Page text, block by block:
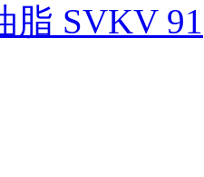
脂 SVKV 91